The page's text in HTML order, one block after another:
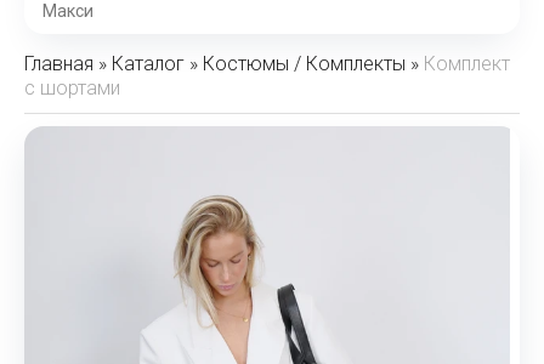
Макси
Главная » Каталог » Костюмы / Комплекты » Комплект
с шортами